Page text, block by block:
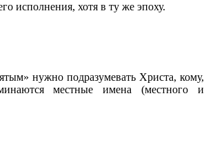
исполнения, хотя в ту же эпоху.
нужно подразумевать Христа, кому,
местные имена (местного и